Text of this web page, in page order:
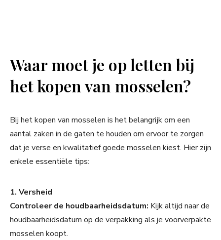
Waar moet je op letten bij
het kopen van mosselen?
Bij het kopen van mosselen is het belangrijk om een
aantal zaken in de gaten te houden om ervoor te zorgen
dat je verse en kwalitatief goede mosselen kiest. Hier zijn
enkele essentiële tips:
1. Versheid
Controleer de houdbaarheidsdatum: Kijk altijd naar de
houdbaarheidsdatum op de verpakking als je voorverpakte
mosselen koopt.